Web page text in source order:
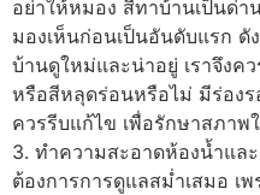
อย่าให้หมอง สีทาบ้านเป็นด่
มองเห็นก่อนเป็นอันดับแรก
บ้านดูใหม่และน่าอยู่ เราจึงค
หรือสีหลุดร่อนหรือไม่ มีร่อง
ควรรีบแก้ไข เพื่อรักษาสภา
3. ทำความสะอาดห้องน้ำแล
ต้องการการดูแลสม่ำเสมอ เ